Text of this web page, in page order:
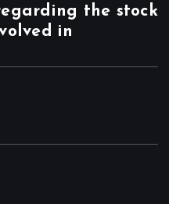
the stock
in